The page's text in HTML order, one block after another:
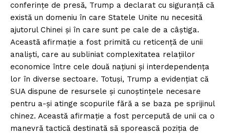
conferințe de presă, Trump a declarat cu siguranță că
există un domeniu în care Statele Unite nu necesită
ajutorul Chinei și în care sunt pe cale de a câștiga.
Această afirmație a fost primită cu reticență de unii
analiști, care au subliniat complexitatea relațiilor
economice între cele două națiuni și interdependența
lor în diverse sectoare. Totuși, Trump a evidențiat că
SUA dispune de resursele și cunoștințele necesare
pentru a-și atinge scopurile fără a se baza pe sprijinul
chinez. Această afirmație a fost percepută de unii ca o
manevră tactică destinată să sporească poziția de